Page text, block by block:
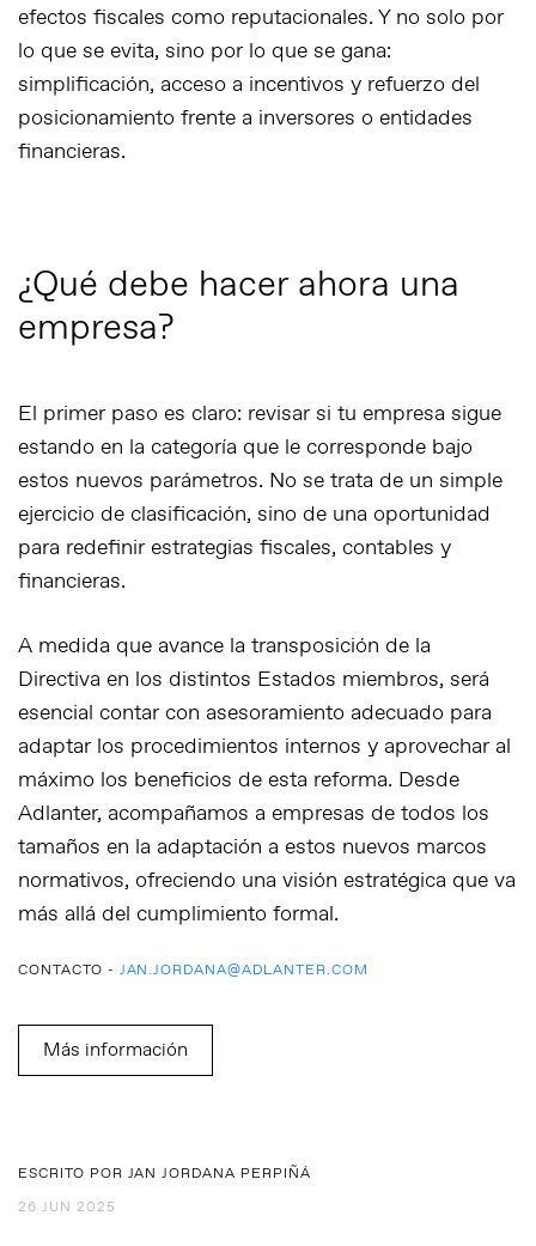
efectos fiscales como reputacionales. Y no solo por
lo que se evita, sino por lo que se gana:
simplificación, acceso a incentivos y refuerzo del
posicionamiento frente a inversores o entidades
financieras.
¿Qué debe hacer ahora una
empresa?
El primer paso es claro: revisar si tu empresa sigue
estando en la categoría que le corresponde bajo
estos nuevos parámetros. No se trata de un simple
ejercicio de clasificación, sino de una oportunidad
para redefinir estrategias fiscales, contables y
financieras.
A medida que avance la transposición de la
Directiva en los distintos Estados miembros, será
esencial contar con asesoramiento adecuado para
adaptar los procedimientos internos y aprovechar al
máximo los beneficios de esta reforma. Desde
Adlanter, acompañamos a empresas de todos los
tamaños en la adaptación a estos nuevos marcos
normativos, ofreciendo una visión estratégica que va
más allá del cumplimiento formal.
CONTACTO - JAN.JORDANA@ADLANTER.COM
Más información
ESCRITO POR JAN JORDANA PERPIÑÁ
26 JUN 2025